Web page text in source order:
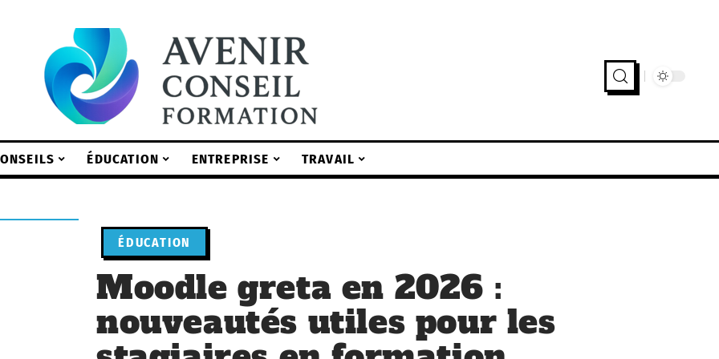
ÉDUCATION ENTREPRISE TRAVAIL
ÉDUCATION
Moodle greta en 2026 :
nouveautés utiles pour les